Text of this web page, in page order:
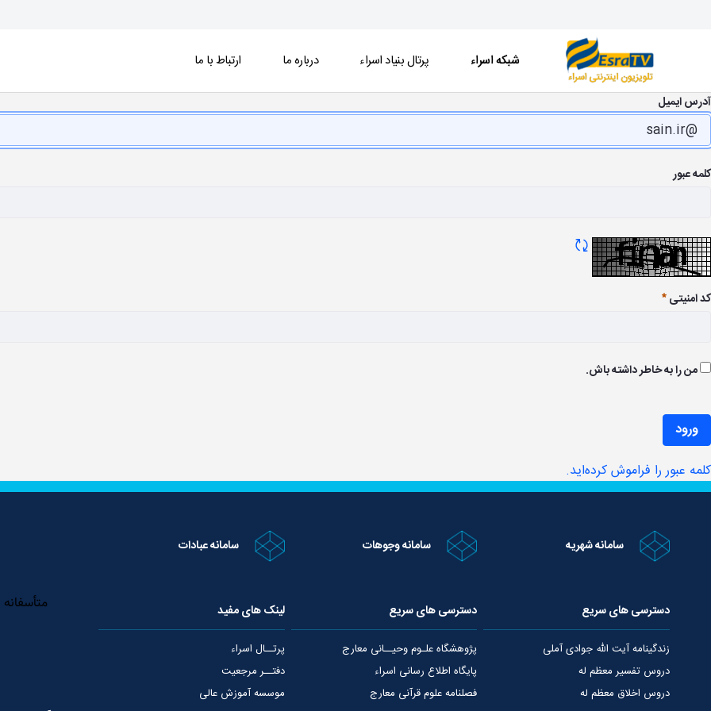
شبکه اسراء پرتال بنیاد اسراء درباره ما ارتباط با ما
شبکه اسراء - تلویزیون آنلاین اسراء
آدرس ایمیل
کلمه عبور
کد امنیتی
ورود
کلمه عبور را فراموش کرده‌اید.
سامانه شهریه سامانه وجوهات سامانه عبادات
دسترسی های سریع
زندگینامه آیت الله جوادی آملی
دروس تفسیر معظم له
دروس اخلاق معظم له
دسترسی های سریع
پژوهشگاه علـوم وحیــانی معارج
پایگاه اطلاع رسانی اسراء
فصلنامه علوم قرآنی معارج
لینک های مفید
پرتــال اسراء
دفتــر مرجعیت
موسسه آموزش عالی